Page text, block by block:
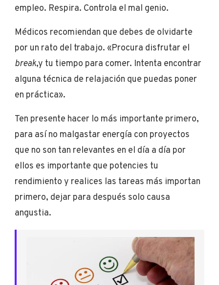
empleo. Respira. Controla el mal genio.
Médicos recomiendan que debes de olvidarte
por un rato del trabajo. «Procura disfrutar el
break,y tu tiempo para comer. Intenta encontrar
alguna técnica de relajación que puedas poner
en práctica».
Ten presente hacer lo más importante primero,
para así no malgastar energía con proyectos
que no son tan relevantes en el día a día por
ellos es importante que potencies tu
rendimiento y realices las tareas más importan
primero, dejar para después solo causa
angustia.